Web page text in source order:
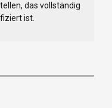
das vollständig
ist.